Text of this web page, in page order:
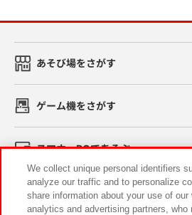
あそび場をさがす
ゲーム機をさがす
スマホ・PCであそぶ
イベント・キャンペーン
We collect unique personal identifiers
analyze our traffic and to personalize
share information about your use of our
analytics and advertising partners,